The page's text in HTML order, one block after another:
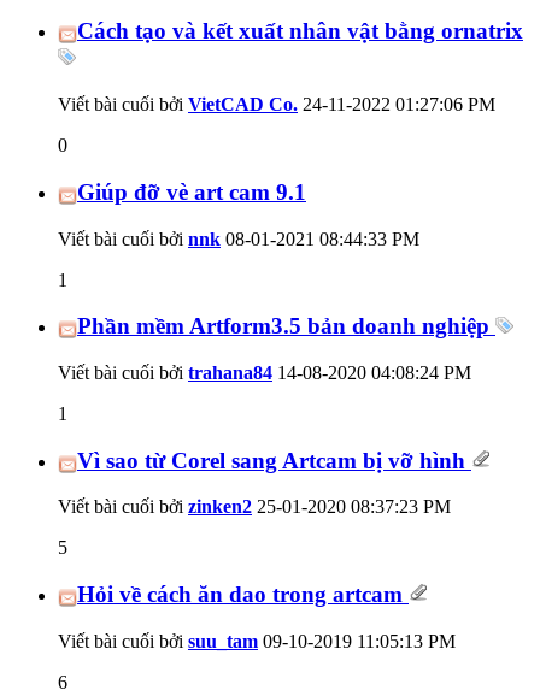
Cách tạo và kết xuất nhân vật bằng ornatrix
Viết bài cuối bởi VietCAD Co. 24-11-2022 01:27:06 PM
0
Giúp đỡ vè art cam 9.1
Viết bài cuối bởi nnk 08-01-2021 08:44:33 PM
1
Phần mềm Artform3.5 bản doanh nghiệp
Viết bài cuối bởi trahana84 14-08-2020 04:08:24 PM
1
Vì sao từ Corel sang Artcam bị vỡ hình
Viết bài cuối bởi zinken2 25-01-2020 08:37:23 PM
5
Hỏi về cách ăn dao trong artcam
Viết bài cuối bởi suu_tam 09-10-2019 11:05:13 PM
6